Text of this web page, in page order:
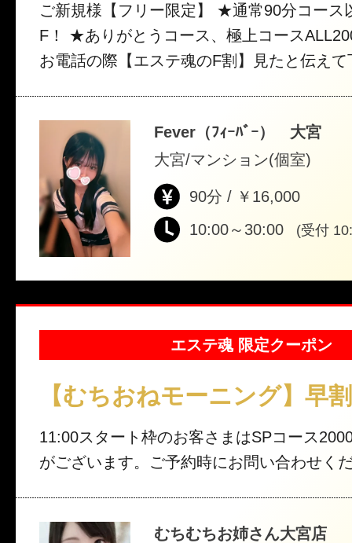
ご新規様【フリー限定】 ★通常90分コース
F！ ★ありがとうコース、極上コース
お電話の際【エステ魂のF割】見たと伝えて下さ
Fever（ﾌｨｰﾊﾞｰ） 大宮
大宮/マンション(個室)
90分 / ￥16,000
10:00～30:00
(受付
エステ魂 限定クーポン
【むちおねモーニング】早
11:00スタート枠のお客さまはSPコース
がございます。ご予約時にお問い合わせく
むちむちお姉さん大宮店